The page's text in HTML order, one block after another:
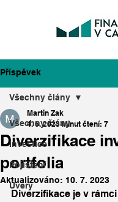
Příspěvek
Všechny člány
Investice
Pojištění
Úvěry
Všechny člány
Diverzifikace
portfolia
Martin Zak
4. 6. 2023 Minut čtení: 7
Aktualizováno: 10. 7. 2023
Diverzifikace je v